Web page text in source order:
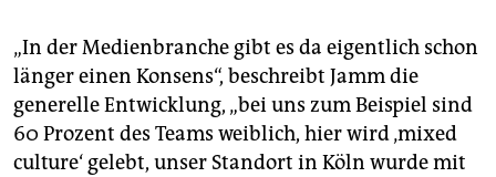
„In der Medienbranche gibt es da eigentlich schon
länger einen Konsens“, beschreibt Jamm die
generelle Entwicklung, „bei uns zum Beispiel sind
60 Prozent des Teams weiblich, hier wird ‚mixed
culture‘ gelebt, unser Standort in Köln wurde mit